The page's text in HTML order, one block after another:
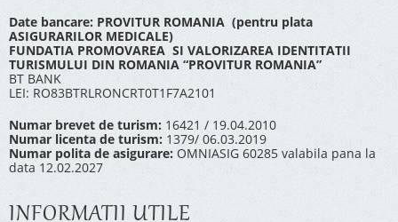
Date bancare: PROVITUR ROMANIA (pentru plata
ASIGURARILOR MEDICALE)
FUNDATIA PROMOVAREA SI VALORIZAREA IDENTITATII
TURISMULUI DIN ROMANIA “PROVITUR ROMANIA”
BT BANK
LEI: RO83BTRLRONCRT0T1F7A2101
Numar brevet de turism: 16421 / 19.04.2010
Numar licenta de turism: 1379/ 06.03.2019
Numar polita de asigurare: OMNIASIG 60285 valabila pana la
data 12.02.2027
INFORMAŢII UTILE